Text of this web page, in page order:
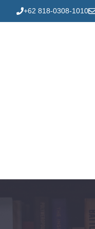
to
+62 818-0308-1010